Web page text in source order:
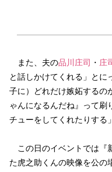
また、夫の品川庄司 ・ 庄
と話しかけてくれる」とに
子に）どれだけ嫉妬するの
ゃんになるんだね』って刷
チューをしてくれたりする
この日のイベントでは『
た虎之助くんの映像を公の